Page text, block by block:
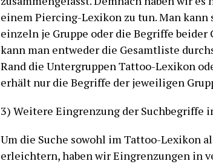
einem Piercing-Lexikon zu tun. Man
einzeln je Gruppe oder die Begriffe beider
kann man entweder die Gesamtliste
Rand die Untergruppen Tattoo-Lexikon
erhält nur die Begriffe der jeweiligen
3) Weitere Eingrenzung der Suchbegriffe
Um die Suche sowohl im Tattoo-Lexikon
erleichtern, haben wir Eingrenzungen in